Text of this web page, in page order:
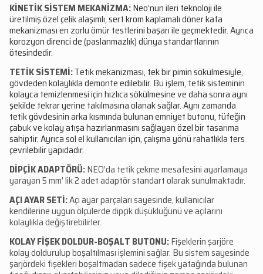
KİNETİK SİSTEM MEKANİZMA:Neo’nun ileri teknoloji ile
üretilmiş özel çelik alaşımlı, sert krom kaplamalı döner kafa
mekanizması en zorlu ömür testlerini başarı ile geçmektedir. Ayrıca
korozyon direnci de (paslanmazlık) dünya standartlarının
ötesindedir.
TETİK SİSTEMİ:Tetik mekanizması, tek bir pimin sökülmesiyle,
gövdeden kolaylıkla demonte edilebilir. Bu işlem, tetik sisteminin
kolayca temizlenmesi için hızlıca sökülmesine ve daha sonra aynı
şekilde tekrar yerine takılmasına olanak sağlar. Aynı zamanda
tetik gövdesinin arka kısmında bulunan emniyet butonu, tüfeğin
çabuk ve kolay atışa hazırlanmasını sağlayan özel bir tasarıma
sahiptir. Ayrıca sol el kullanıcıları için, çalışma yönü rahatlıkla ters
çevrilebilir yapıdadır.
DİPÇİK ADAPTÖRÜ:NEO’da tetik çekme mesafesini ayarlamaya
yarayan 5 mm’ lik 2 adet adaptör standart olarak sunulmaktadır.
AÇI AYAR SETİ:Açı ayar parçaları sayesinde, kullanıcılar
kendilerine uygun ölçülerde dipçik düşüklüğünü ve açılarını
kolaylıkla değiştirebilirler.
KOLAY FİŞEK DOLDUR-BOŞALT BUTONU:Fişeklerin şarjöre
kolay doldurulup boşaltılması işlemini sağlar. Bu sistem sayesinde
şarjördeki fişekleri boşaltmadan sadece fişek yatağında bulunan